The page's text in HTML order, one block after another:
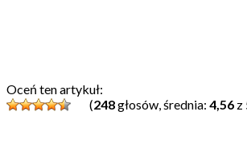
Oceń ten artykuł:
(248głosów, średnia: 4,56 z